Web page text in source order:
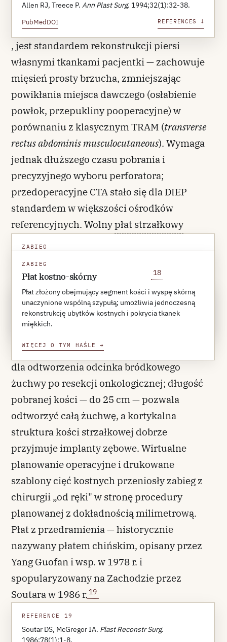
Allen RJ, Treece P.Ann Plast Surg. 1994;32(1):32-38.
PubMedDOI REFERENCES ↓
, jest standardem rekonstrukcji piersi
własnymi tkankami pacjentki — zachowuje
mięsień prosty brzucha, zmniejszając
powikłania miejsca dawczego (osłabienie
powłok, przepukliny pooperacyjne) w
porównaniu z klasycznym TRAM (transverse
rectus abdominis musculocutaneous). Wymaga
jednak dłuższego czasu pobrania i
precyzyjnego wyboru perforatora;
przedoperacyjne CTA stało się dla DIEP
standardem w większości ośrodków
referencyjnych. Wolnypłat strzałkowy
ZABIEG
Wolny płat strzałkowy
Wolny płat unaczyniony z kości strzałkowej, pobierany na
rekonstrukcji żuchwy.
WIĘCEJ O TYM HAŚLE→
kostno-skórny
ZABIEG
Płat kostno-skórny
Płat złożony obejmujący segment kości i wyspę skórną
unaczynione wspólną szypułą; umożliwia jednoczesną
rekonstrukcję ubytków kostnych i pokrycia tkanek
miękkich.
WIĘCEJ O TYM HAŚLE→
w 1975 r. i ugruntowany w rekonstrukcji
żuchwy przez Hidalga w 1989 r.
18
REFERENCE 18
Hidalgo DA.Plast Reconstr Surg. 1989;84(1):71-79.
PubMedDOI
, pozostaje materiałem pierwszego wyboru
dla odtworzenia odcinka bródkowego
żuchwy po resekcji onkologicznej; długość
pobranej kości — do 25 cm — pozwala
odtworzyć całą żuchwę, a kortykalna
struktura kości strzałkowej dobrze
przyjmuje implanty zębowe. Wirtualne
planowanie operacyjne i drukowane
szablony cięć kostnych przeniosły zabieg z
chirurgii „od ręki" w stronę procedury
planowanej z dokładnością milimetrową.
Płat z przedramienia — historycznie
nazywany płatem chińskim, opisany przez
Yang Guofan i wsp. w 1978 r. i
spopularyzowany na Zachodzie przez
Soutara w 1986 r. 19
REFERENCE 19
Soutar DS, McGregor IA. Plast Reconstr Surg.
1986;78(1):1-8.